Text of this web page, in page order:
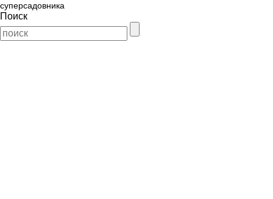
суперсадовника
Поиск